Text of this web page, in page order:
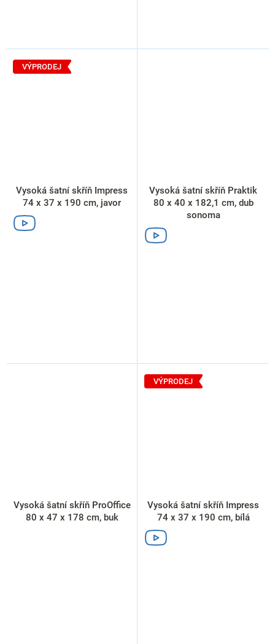
VÝPRODEJ
Vysoká šatní skříň Impress
74 x 37 x 190 cm, javor
Vysoká šatní skříň Praktik
80 x 40 x 182,1 cm, dub
sonoma
Vysoká šatní skříň ProOffice
80 x 47 x 178 cm, buk
VÝPRODEJ
Vysoká šatní skříň Impress
74 x 37 x 190 cm, bílá